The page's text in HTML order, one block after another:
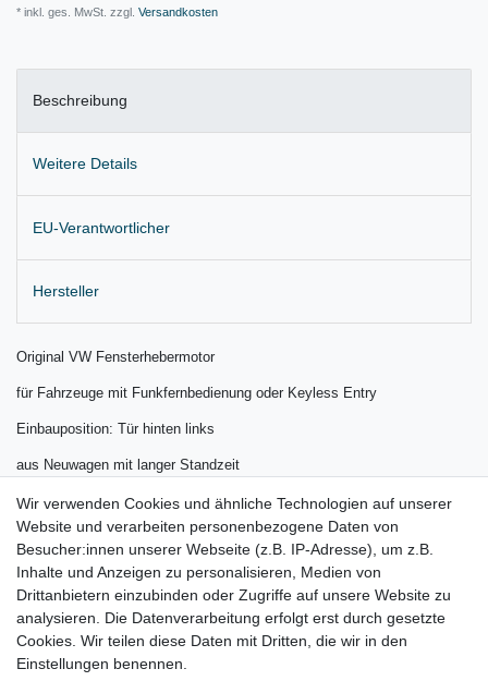
* inkl. ges. MwSt. zzgl. Versandkosten
Beschreibung
Weitere Details
EU-Verantwortlicher
Hersteller
Original VW Fensterhebermotor
für Fahrzeuge mit Funkfernbedienung oder Keyless Entry
Einbauposition: Tür hinten links
aus Neuwagen mit langer Standzeit
Lieferung wie abgebildet
Gerne prüfen wir für Sie anhand Ihrer Fahrgestellnummer (VIN)
ob der Artikel bei Ihrem Fahrzeug passt
VW Tiguan I Bj. 11/2011 - 01/2016
Wir verwenden Cookies und ähnliche Technologien auf unserer
Website und verarbeiten personenbezogene Daten von
Besucher:innen unserer Webseite (z.B. IP-Adresse), um z.B.
Inhalte und Anzeigen zu personalisieren, Medien von
Drittanbietern einzubinden oder Zugriffe auf unsere Website zu
analysieren. Die Datenverarbeitung erfolgt erst durch gesetzte
Cookies. Wir teilen diese Daten mit Dritten, die wir in den
Einstellungen benennen.